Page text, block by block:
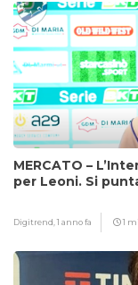
MERCATO –
per Leoni. Si
Digitrend,1 anno fa 1